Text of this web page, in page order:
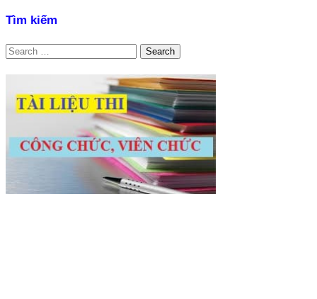
Tìm kiếm
Search